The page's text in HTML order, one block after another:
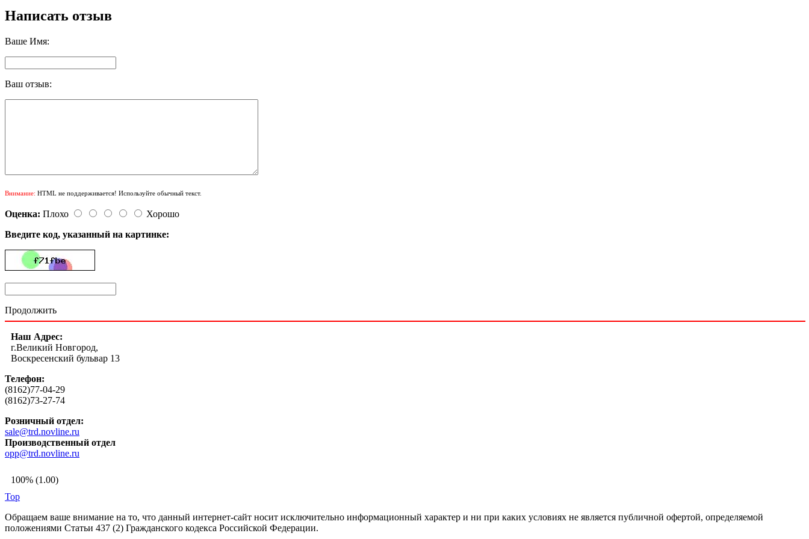
Написать отзыв
Ваше Имя:
Ваш отзыв:
Внимание: HTML не поддерживается! Используйте обычный текст.
Оценка: Плохо
Хорошо
Введите код, указанный на картинке:
Продолжить
Наш Адрес:
г.Великий Новгород,
Воскресенский бульвар 13
Телефон:
(8162)77-04-29
(8162)73-27-74
Розничный отдел:
sale@trd.novline.ru
Производственный отдел
opp@trd.novline.ru
100% (1.00)
Top
Обращаем ваше внимание на то, что данный интернет-сайт носит исключительно информационный характер и ни при каких условиях не является публичной офертой, определяемой
положениями Статьи 437 (2) Гражданского кодекса Российской Федерации.